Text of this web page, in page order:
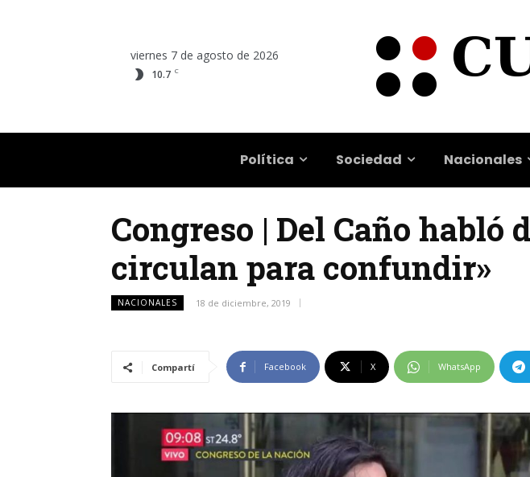
viernes 7 de agosto de 2026
10.7 C
Política Sociedad Nacionales
Congreso | Del Caño habló
circulan para confundir»
NACIONALES 18 de diciembre, 2019
Compartí Facebook X WhatsApp